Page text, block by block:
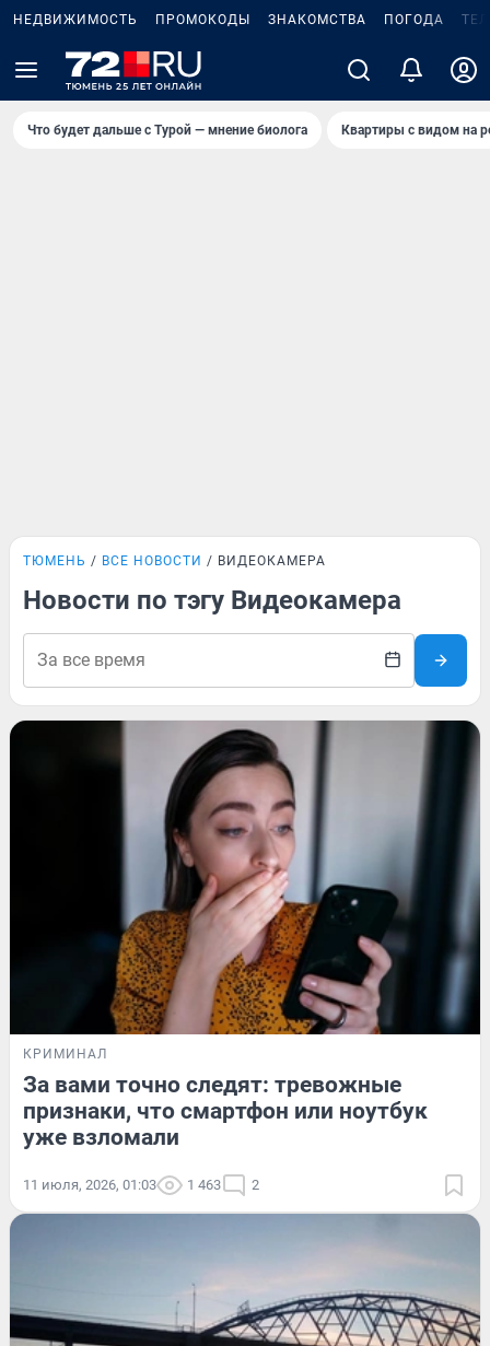
НЕДВИЖИМОСТЬ ПРОМОКОДЫ ЗНАКОМСТВА ПОГОДА
Что будет дальше с Турой — мнение биолога Квартиры с видом на
ТЮМЕНЬ ВСЕ НОВОСТИ ВИДЕОКАМЕРА
Новости по тэгу Видеокамера
КРИМИНАЛ
За вами точно следят: тревожные
признаки, что смартфон или ноутбук
уже взломали
11 июля, 2026, 01:03 1 463 2